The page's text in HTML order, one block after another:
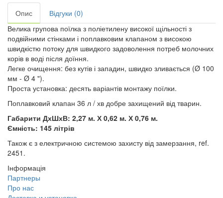
Опис
Відгуки (0)
Велика групова поїлка з поліетилену високої щільності з
подвійними стінками і поплавковим клапаном з високою
швидкістю потоку для швидкого задоволення потреб молочних
корів в воді після доїння.
Легке очищення: без кутів і западин, швидко зливається (Ø 100
мм - Ø 4 ").
Проста установка: десять варіантів монтажу поїлки.
Поплавковий клапан 36 л / хв добре захищений від тварин.
Габарити ДхШхВ: 2,27 м. Х 0,62 м. Х 0,76 м.
Ємність: 145 літрів
Також є з електричною системою захисту від замерзання, ref.
2451.
Інформація
Партнеры
Про нас